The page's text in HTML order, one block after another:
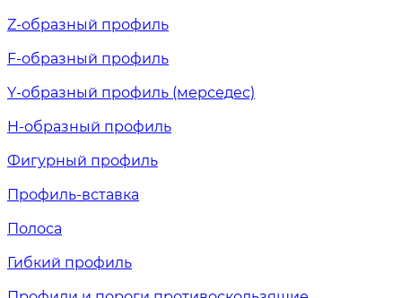
Z-образный профиль
F-образный профиль
Y-образный профиль (мерседес)
H-образный профиль
Фигурный профиль
Профиль-вставка
Полоса
Гибкий профиль